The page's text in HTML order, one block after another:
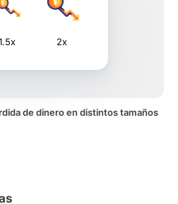
2x
de dinero en distintos tamaños